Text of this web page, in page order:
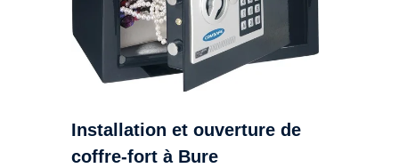
Installation et ouverture de
coffre-fort à Bure